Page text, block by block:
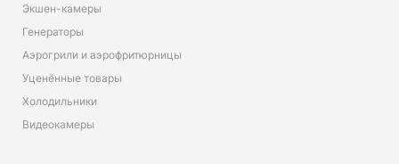
Экшен-камеры
Генераторы
Аэрогрили и аэрофритюрницы
Уценённые товары
Холодильники
Видеокамеры